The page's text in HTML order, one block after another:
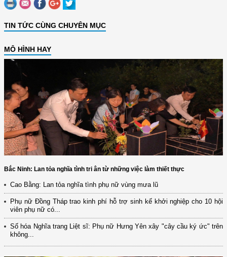
TIN TỨC CÙNG CHUYÊN MỤC
MÔ HÌNH HAY
Bắc Ninh: Lan tỏa nghĩa tình tri ân từ những việc làm thiết thực
Cao Bằng: Lan tỏa nghĩa tình phụ nữ vùng mưa lũ
Phụ nữ Đồng Tháp trao kinh phí hỗ trợ sinh kế khởi nghiệp cho 10 hội
viên phụ nữ có...
Số hóa Nghĩa trang Liệt sĩ: Phụ nữ Hưng Yên xây "cây cầu ký ức" trên
không...